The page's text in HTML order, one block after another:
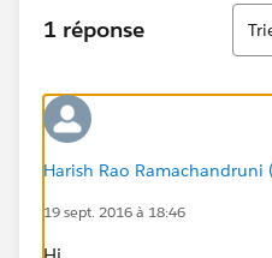
1 réponse
Tri
Harish Rao Ramachandruni
19 sept. 2016 à 18:46